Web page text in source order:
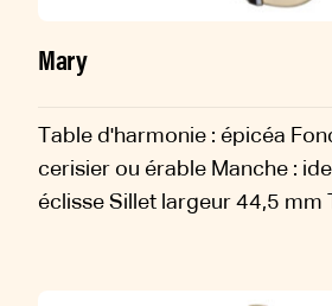
Mary
Table d'harmonie : épicéa
cerisier ou érable Manche :
éclisse Sillet largeur 44,5 mm